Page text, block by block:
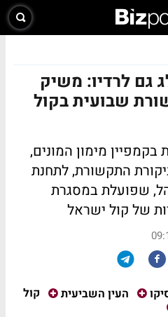
גם לרדיו: משיק
שבועית בקול
בקמפיין מימון המונים,
התקשורת, לתחנת
שפועלת במסגרת
של קול ישראל
העין השביעית
קול